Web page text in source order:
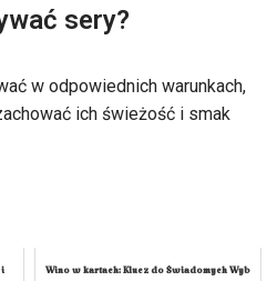
sery?
w odpowiednich warunkach,
ich świeżość i smak
i
Wino w kartach: Klucz do Świadomych Wyb